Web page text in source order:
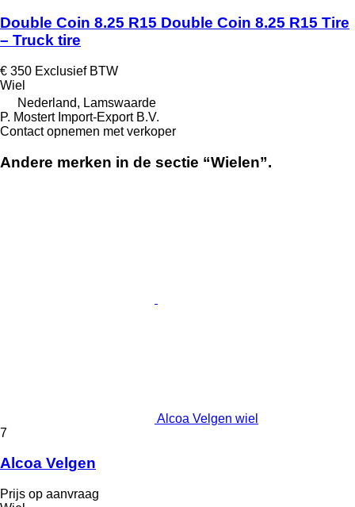
Double Coin 8.25 R15 Double Coin 8.25 R15 Tire
– Truck tire
€ 350 Exclusief BTW
Wiel
Nederland, Lamswaarde
P. Mostert Import-Export B.V.
Contact opnemen met verkoper
Andere merken in de sectie “Wielen”.
Alcoa Velgen wiel
7
Alcoa Velgen
Prijs op aanvraag